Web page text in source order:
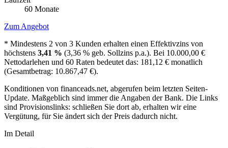
60 Monate
Zum Angebot
* Mindestens 2 von 3 Kunden erhalten einen Effektivzins von
höchstens 3,41 % (3,36 % geb. Sollzins p.a.). Bei 10.000,00 €
Nettodarlehen und 60 Raten bedeutet das: 181,12 € monatlich
(Gesamtbetrag: 10.867,47 €).
Konditionen von financeads.net, abgerufen beim letzten Seiten-
Update. Maßgeblich sind immer die Angaben der Bank. Die Links
sind Provisionslinks: schließen Sie dort ab, erhalten wir eine
Vergütung, für Sie ändert sich der Preis dadurch nicht.
Im Detail